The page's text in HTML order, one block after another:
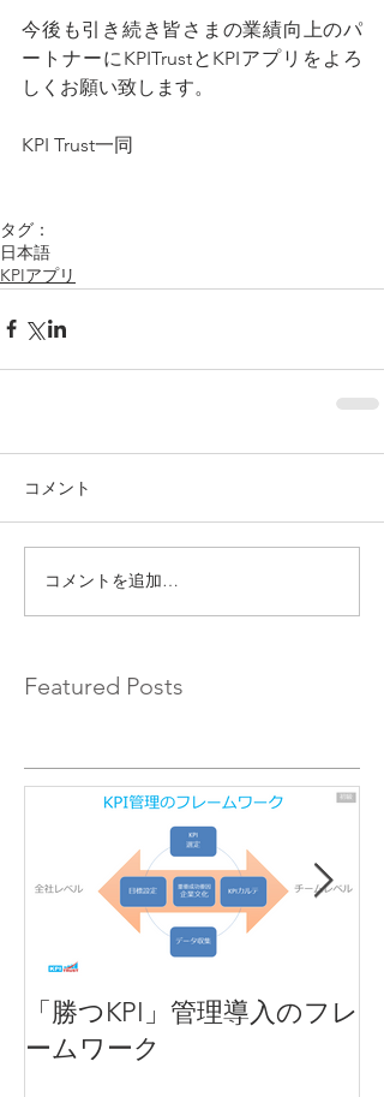
今後も引き続き皆さまの業績向上のパ
ートナーにKPITrustとKPIアプリをよろ
しくお願い致します。
KPI Trust一同
タグ：
日本語
KPIアプリ
コメント
コメントを追加…
Featured Posts
「勝つKPI」管理導入のフレ
ームワーク